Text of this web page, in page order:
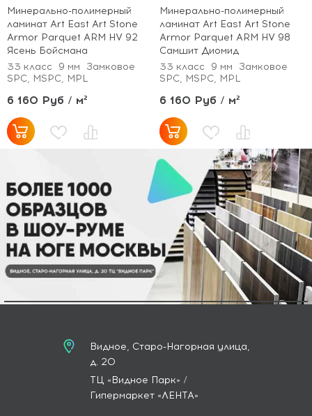
Минерально-полимерный
ламинат Art East Art Stone
Armor Parquet ARM HV 92
Ясень Бойсмана
33 класс
9 мм
Замковое
SPC, MSPC, MPL
6 160 Руб / м²
Минерально-полимерный
ламинат Art East Art Stone
Armor Parquet ARM HV 98
Самшит Диомид
33 класс
9 мм
Замковое
SPC, MSPC, MPL
6 160 Руб / м²
Видное, Старо-Нагорная улица,
д. 20
ТЦ «Видное Парк» /
Гипермаркет «ЛЕНТА»